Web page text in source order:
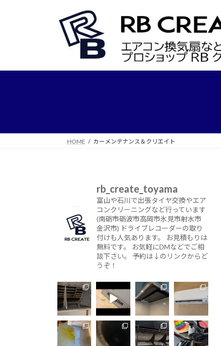
HOME カーメンテナンス＆クリエイト
rb_create_toyama
富山や石川で出張タイヤ交換やエア
コンクリーニングなど行っています
(南砺市砺波市高岡市氷見市射水市
金沢市) ドライブレコーダーの取り
付けも人気あります。
お見積もりは
無料です。
お気軽にDMなどでご相
談下さい。
予約は↓のリンクからど
うぞ！